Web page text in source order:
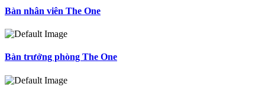
Bàn nhân viên The One
Bàn trưởng phòng The One